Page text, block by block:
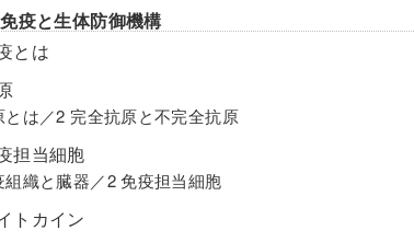
疫と生体防御機構
とは
とは／2 完全抗原と不完全抗原
担当細胞
組織と臓器／2 免疫担当細胞
カイン